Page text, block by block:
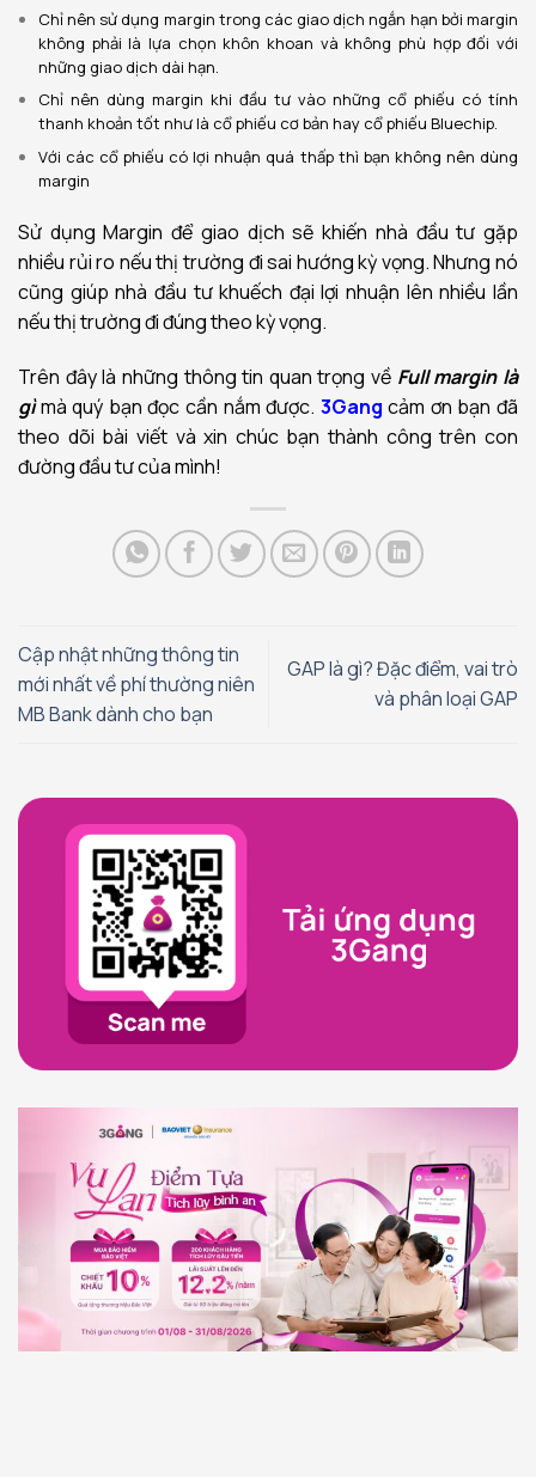
Chỉ nên sử dụng margin trong các giao dịch ngắn hạn bởi margin
không phải là lựa chọn khôn khoan và không phù hợp đối với
những giao dịch dài hạn.
Chỉ nên dùng margin khi đầu tư vào những cổ phiếu có tính
thanh khoản tốt như là cổ phiếu cơ bản hay cổ phiếu Bluechip.
Với các cổ phiếu có lợi nhuận quá thấp thì bạn không nên dùng
margin
Sử dụng Margin để giao dịch sẽ khiến nhà đầu tư gặp
nhiều rủi ro nếu thị trường đi sai hướng kỳ vọng. Nhưng nó
cũng giúp nhà đầu tư khuếch đại lợi nhuận lên nhiều lần
nếu thị trường đi đúng theo kỳ vọng.
Trên đây là những thông tin quan trọng về Full margin là
gìmà quý bạn đọc cần nắm được. 3Gang cảm ơn bạn đã
theo dõi bài viết và xin chúc bạn thành công trên con
đường đầu tư của mình!
Cập nhật những thông tin
mới nhất về phí thường niên
MB Bank dành cho bạn
GAP là gì? Đặc điểm, vai trò
và phân loại GAP